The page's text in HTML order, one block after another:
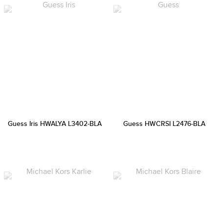
Guess Iris HWALYA L3402-BLA Guess HWCRSI L2476-BLA